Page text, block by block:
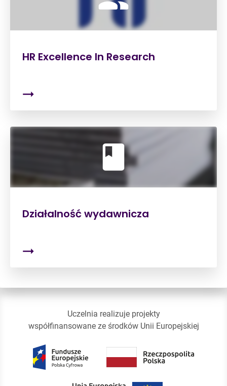
HR Excellence In Research
Działalność wydawnicza
Uczelnia realizuje projekty
współfinansowane ze środków Unii Europejskiej